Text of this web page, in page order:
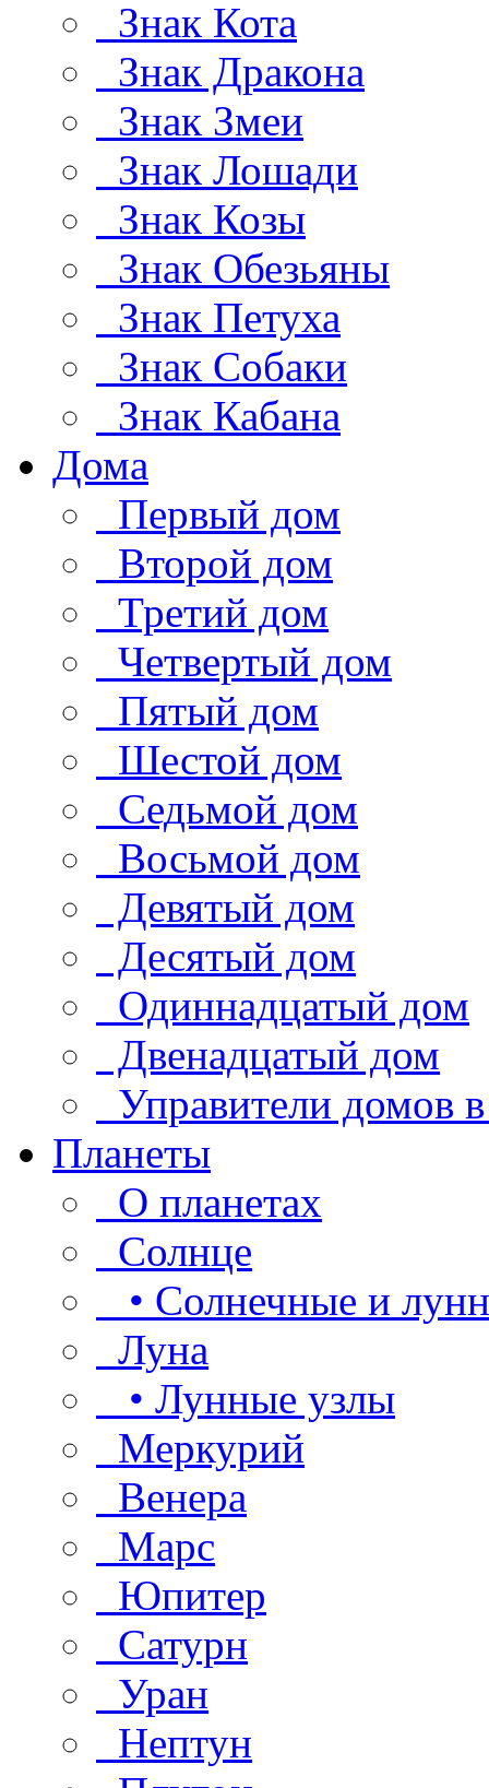
Знак Кота
Знак Дракона
Знак Змеи
Знак Лошади
Знак Козы
Знак Обезьяны
Знак Петуха
Знак Собаки
Знак Кабана
Дома
Первый дом
Второй дом
Третий дом
Четвертый дом
Пятый дом
Шестой дом
Седьмой дом
Восьмой дом
Девятый дом
Десятый дом
Одиннадцатый дом
Двенадцатый дом
Управители домов
Планеты
О планетах
Солнце
• Солнечные и
Луна
• Лунные узлы
Меркурий
Венера
Марс
Юпитер
Сатурн
Уран
Нептун